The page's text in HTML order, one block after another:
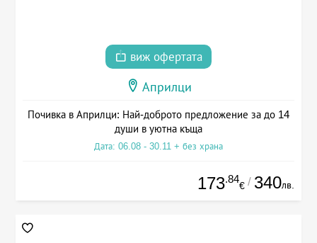
виж офертата
Априлци
Почивка в Априлци: Най-доброто предложение за до 14
души в уютна къща
Дата: 06.08 - 30.11 + без храна
173.84
€ / 340лв.